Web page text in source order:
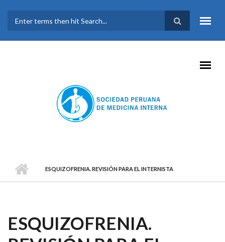
FORMULARIO DE
BÚSQUEDA
ESQUIZOFRENIA. REVISIÓN PARA EL INTERNISTA
ESQUIZOFRENIA.